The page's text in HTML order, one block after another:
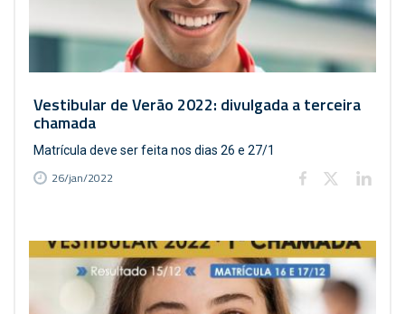
Vestibular de Verão 2022: divulgada a terceira
chamada
Matrícula deve ser feita nos dias 26 e 27/1
26/jan/2022